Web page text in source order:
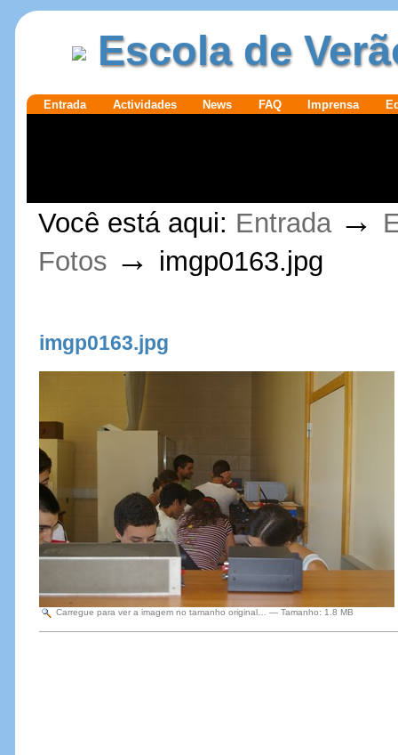
Ir para o
Escola de
SecçõesEntrada Actividades News FAQ Imprensa
Pessoais
Você está aqui: Entrada →
Fotos → imgp0163.jpg
imgp0163.jpg
Carregue para ver a imagem no tamanho original… — Tamanho: 1.8 MB